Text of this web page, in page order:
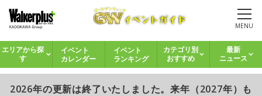
MENU
エリアから探
す
イベント
カレンダー
イベント
ランキング
カテゴリ別
おすすめ
最新
ニュース
2026年の更新は終了いたしました。来年（2027年）も